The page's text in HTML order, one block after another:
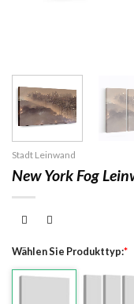
Stadt Leinwand
New York Fog
Wählen Sie Produkttyp:*